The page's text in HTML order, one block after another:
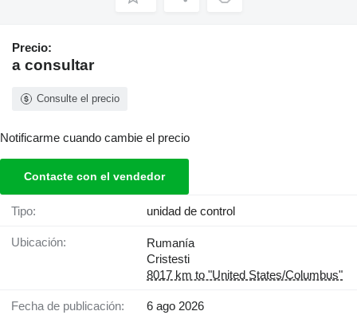
Precio:
a consultar
Consulte el precio
Notificarme cuando cambie el precio
Contacte con el vendedor
Tipo: unidad de control
Ubicación:
Rumanía
Cristesti
8017 km to "United States/Columbus"
Fecha de publicación: 6 ago 2026